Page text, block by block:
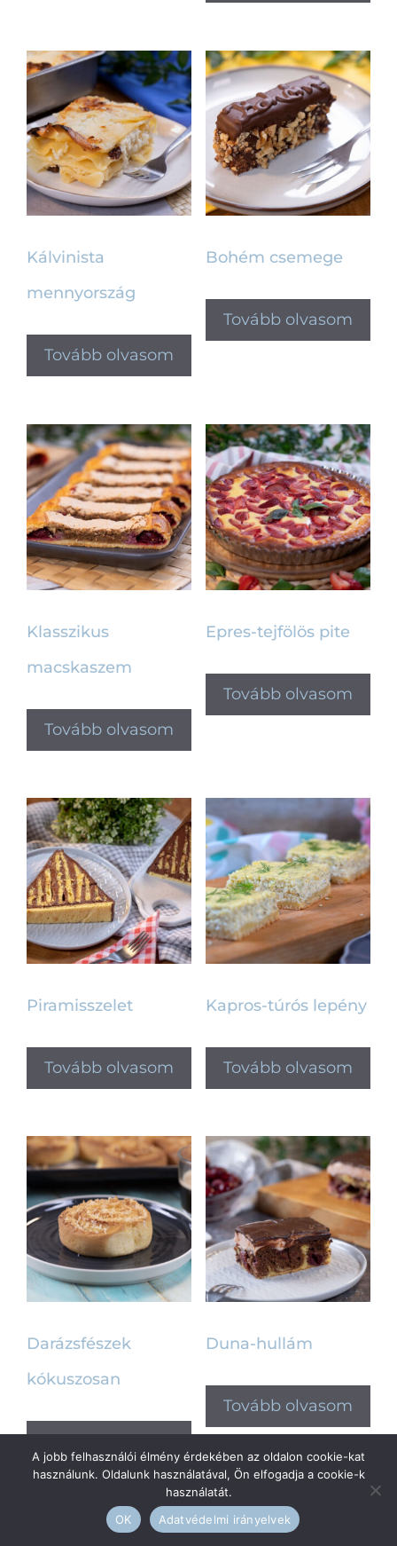
Kálvinista
mennyország
Tovább olvasom
Bohém csemege
Tovább olvasom
Klasszikus
macskaszem
Tovább olvasom
Epres-tejfölös pite
Tovább olvasom
Piramisszelet
Tovább olvasom
Kapros-túrós lepény
Tovább olvasom
Darázsfészek
kókuszosan
Tovább olvasom
Duna-hullám
Tovább olvasom
A jobb felhasználói élmény érdekében az oldalon cookie-kat
használunk. Oldalunk használatával, Ön elfogadja a cookie-k
használatát.
OK
Adatvédelmi irányelvek